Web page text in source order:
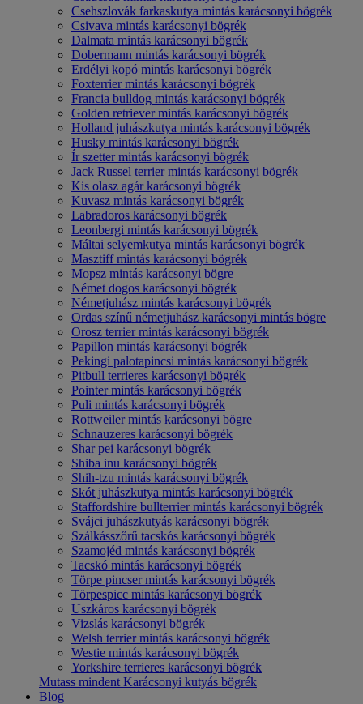
Csehszlovák farkaskutya mintás karácsonyi bögrék
Csivava mintás karácsonyi bögrék
Dalmata mintás karácsonyi bögrék
Dobermann mintás karácsonyi bögrék
Erdélyi kopó mintás karácsonyi bögrék
Foxterrier mintás karácsonyi bögrék
Francia bulldog mintás karácsonyi bögrék
Golden retriever mintás karácsonyi bögrék
Holland juhászkutya mintás karácsonyi bögrék
Husky mintás karácsonyi bögrék
Ír szetter mintás karácsonyi bögrék
Jack Russel terrier mintás karácsonyi bögrék
Kis olasz agár karácsonyi bögrék
Kuvasz mintás karácsonyi bögrék
Labradoros karácsonyi bögrék
Leonbergi mintás karácsonyi bögrék
Máltai selyemkutya mintás karácsonyi bögrék
Masztiff mintás karácsonyi bögrék
Mopsz mintás karácsonyi bögre
Német dogos karácsonyi bögrék
Németjuhász mintás karácsonyi bögrék
Ordas színű németjuhász karácsonyi mintás bögre
Orosz terrier mintás karácsonyi bögrék
Papillon mintás karácsonyi bögrék
Pekingi palotapincsi mintás karácsonyi bögrék
Pitbull terrieres karácsonyi bögrék
Pointer mintás karácsonyi bögrék
Puli mintás karácsonyi bögrék
Rottweiler mintás karácsonyi bögre
Schnauzeres karácsonyi bögrék
Shar pei karácsonyi bögrék
Shiba inu karácsonyi bögrék
Shih-tzu mintás karácsonyi bögrék
Skót juhászkutya mintás karácsonyi bögrék
Staffordshire bullterrier mintás karácsonyi bögrék
Svájci juhászkutyás karácsonyi bögrék
Szálkásszőrű tacskós karácsonyi bögrék
Szamojéd mintás karácsonyi bögrék
Tacskó mintás karácsonyi bögrék
Törpe pincser mintás karácsonyi bögrék
Törpespicc mintás karácsonyi bögrék
Uszkáros karácsonyi bögrék
Vizslás karácsonyi bögrék
Welsh terrier mintás karácsonyi bögrék
Westie mintás karácsonyi bögrék
Yorkshire terrieres karácsonyi bögrék
Mutass mindent Karácsonyi kutyás bögrék
Blog